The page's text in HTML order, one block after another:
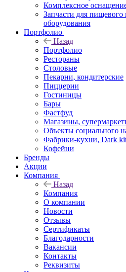
Комплексное
Запчасти для пищевого
оборудования
Портфолио
Назад
Портфолио
Рестораны
Столовые
Пекарни, кондитерские
Пиццерии
Гостиницы
Бары
Фастфуд
Магазины,
Объекты социального
Фабрики-кухни, Dark
Кофейни
Бренды
Акции
Компания
Назад
Компания
О компании
Новости
Отзывы
Сертификаты
Благодарности
Вакансии
Контакты
Реквизиты